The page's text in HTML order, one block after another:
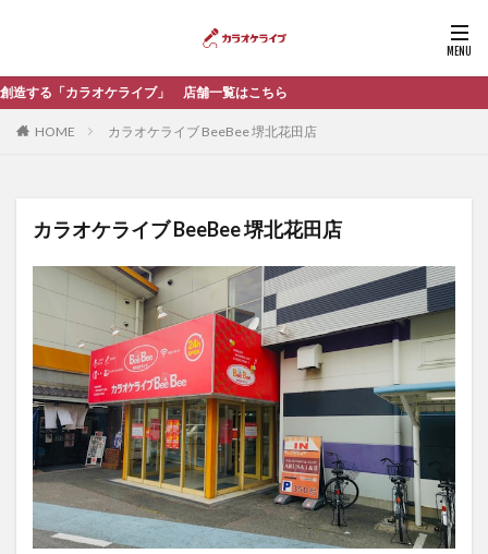
」 店舗一覧はこちら
HOME カラオケライブ BeeBee 堺北花田店
カラオケライブ BeeBee 堺北花田店